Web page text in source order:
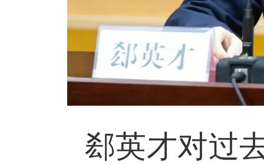
郄英才对过